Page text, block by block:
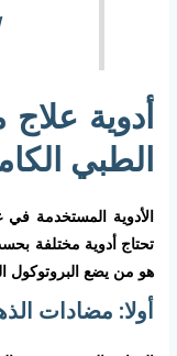
أدوية
الطبي
الأدوية المستخدمة في
تحتاج أدوية مختلفة
هو من يضع البروتوكول
أولا: مضادات